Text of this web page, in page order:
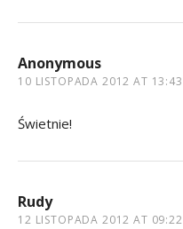
Anonymous
10 LISTOPADA 2012 AT 13:43
Świetnie!
Rudy
12 LISTOPADA 2012 AT 09:22